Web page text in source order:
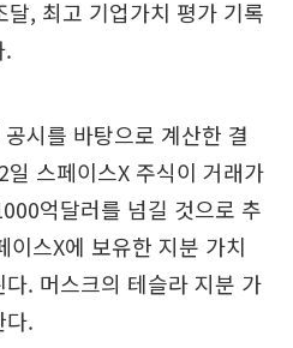
달, 최고 기업가치 평가 기록
.
시를 바탕으로 계산한 결
스페이스X 주식이 거래가
억달러를 넘길 것으로 추
스X에 보유한 지분 가치
. 머스크의 테슬라 지분 가
다.